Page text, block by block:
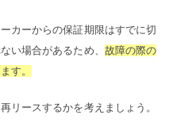
カーからの保証期限はすでに切
い場合があるため、 故障の際の
す。
リースするかを考えましょう。